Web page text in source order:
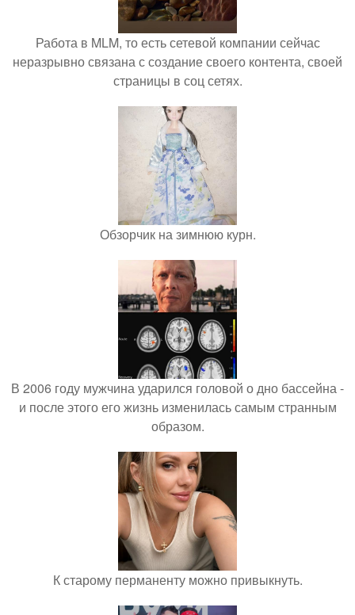
Работа в MLM, то есть сетевой компании сейчас
неразрывно связана с создание своего контента, своей
страницы в соц сетях.
Обзорчик на зимнюю курн.
В 2006 году мужчина ударился головой о дно бассейна -
и после этого его жизнь изменилась самым странным
образом.
К старому перманенту можно привыкнуть.